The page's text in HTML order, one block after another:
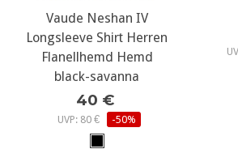
Vaude Neshan IV
Longsleeve Shirt Herren
Flanellhemd Hemd
black-savanna
40 €
UVP: 80 € -50%